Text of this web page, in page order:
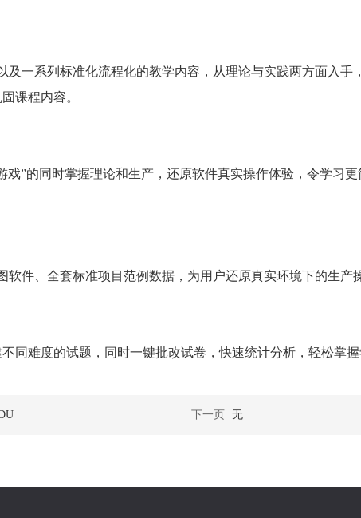
及一系列标准化流程化的教学内容，从理论与实践两方面入手
课程内容。
戏”的同时掌握理论和生产，还原软件真实操作体验，令学习
软件、全套标准项目范例数据，为用户还原真实环境下的生产
同难度的试题，同时一键批改试卷，快速统计分析，轻松掌握
下一页 无